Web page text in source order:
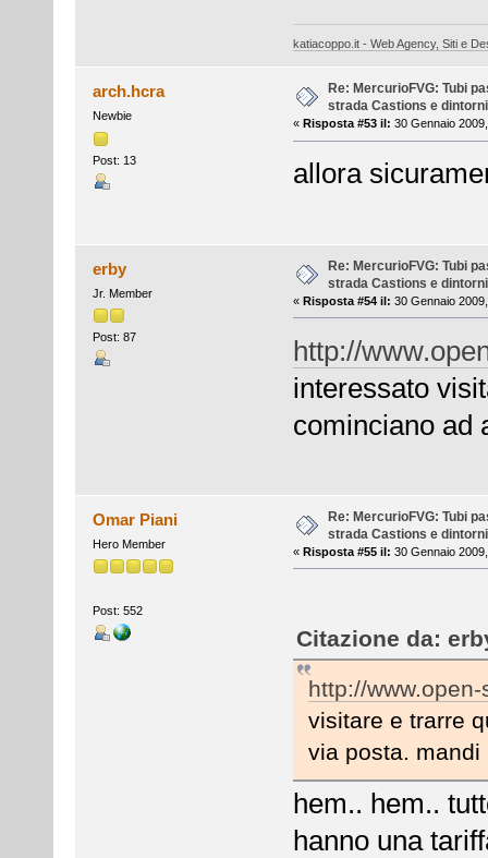
katiacoppo.it - Web Agency, Siti e
arch.hcra
Newbie
Post: 13
Re: MercurioFVG: Tubi
strada Castions e dintorni
« Risposta #53 il: 30 Gennaio
allora
erby
Jr. Member
Post: 87
Re: MercurioFVG: Tubi
strada Castions e dintorni
« Risposta #54 il: 30 Gennaio
http://
interessato
cominciano ad
Omar Piani
Hero Member
Post: 552
Re: MercurioFVG: Tubi
strada Castions e dintorni
« Risposta #55 il: 30 Gennaio
Citazione da:
http://
visitare e trarre
via posta. mandi
hem.. hem..
hanno una